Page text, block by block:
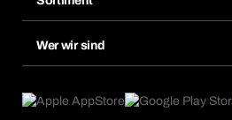
Nachbestellung
Dauerauftrag
Gefahrenstoffdatenbank
eProcurement
Produktfinder
Wer wir sind
Was uns antreibt